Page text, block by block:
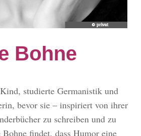
Bohne
studierte Germanistik und
bevor sie – inspiriert von ihrer
zu schreiben und zu
findet, dass Humor eine